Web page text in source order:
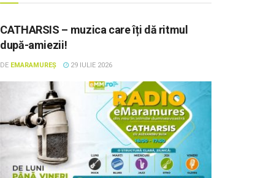
CATHARSIS – muzica care îți dă ritmul
după-amiezii!
DE EMARAMUREȘ 29 IULIE 2026